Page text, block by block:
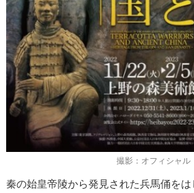
撮影：オフィシャル
秦の始皇帝陵から発見された兵馬俑を